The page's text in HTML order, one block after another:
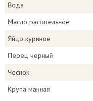
Вода
Масло растительное
Яйцо куриное
Перец черный
Чеснок
Крупа манная